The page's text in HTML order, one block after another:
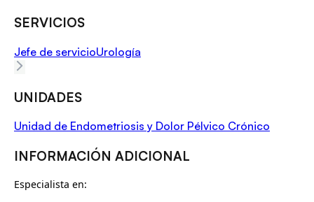
SERVICIOS
Jefe de servicioUrología
UNIDADES
Unidad de Endometriosis y Dolor Pélvico Crónico
INFORMACIÓN ADICIONAL
Especialista en: